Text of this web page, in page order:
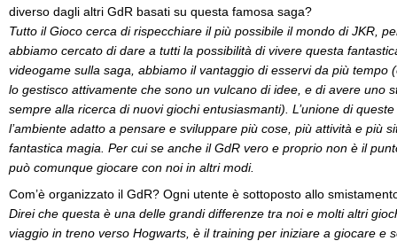
diverso dagli altri GdR basati su questa famosa saga?
Tutto il Gioco cerca di rispecchiare il più possibile il mondo di JKR,
abbiamo cercato di dare a tutti la possibilità di vivere questa
videogame sulla saga, abbiamo il vantaggio di esservi da più tempo
lo gestisco attivamente che sono un vulcano di idee, e di avere uno
sempre alla ricerca di nuovi giochi entusiasmanti). L’unione di
l’ambiente adatto a pensare e sviluppare più cose, più attività e più
fantastica magia. Per cui se anche il GdR vero e proprio non è il
può comunque giocare con noi in altri modi.
Com’è organizzato il GdR? Ogni utente è sottoposto allo
Direi che questa è una delle grandi differenze tra noi e molti altri
viaggio in treno verso Hogwarts, è il training per iniziare a giocare e